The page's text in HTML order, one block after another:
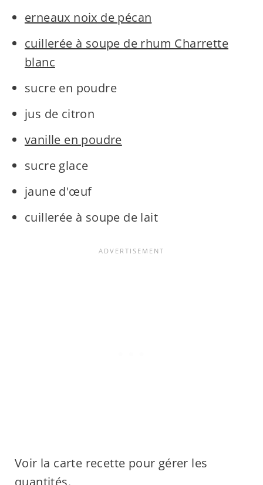
erneaux noix de pécan
cuillerée à soupe de rhum Charrette
blanc
sucre en poudre
jus de citron
vanille en poudre
sucre glace
jaune d'œuf
cuillerée à soupe de lait
Voir la carte recette pour gérer les
quantités.